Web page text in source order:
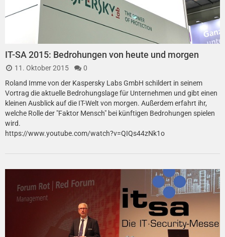
IT-SA 2015: Bedrohungen von heute und morgen
11. Oktober 2015
0
Roland Imme von der Kaspersky Labs GmbH schildert in seinem
Vortrag die aktuelle Bedrohungslage für Unternehmen und gibt einen
kleinen Ausblick auf die IT-Welt von morgen. Außerdem erfahrt ihr,
welche Rolle der "Faktor Mensch" bei künftigen Bedrohungen spielen
wird.
https://www.youtube.com/watch?v=QIQs44zNk1o